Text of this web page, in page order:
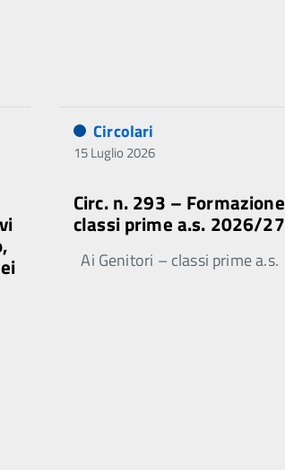
Circolari
15 Luglio 2026
Circ. n. 293 – Formazione
classi prime a.s. 2026/27
Ai Genitori – classi prime a.s.